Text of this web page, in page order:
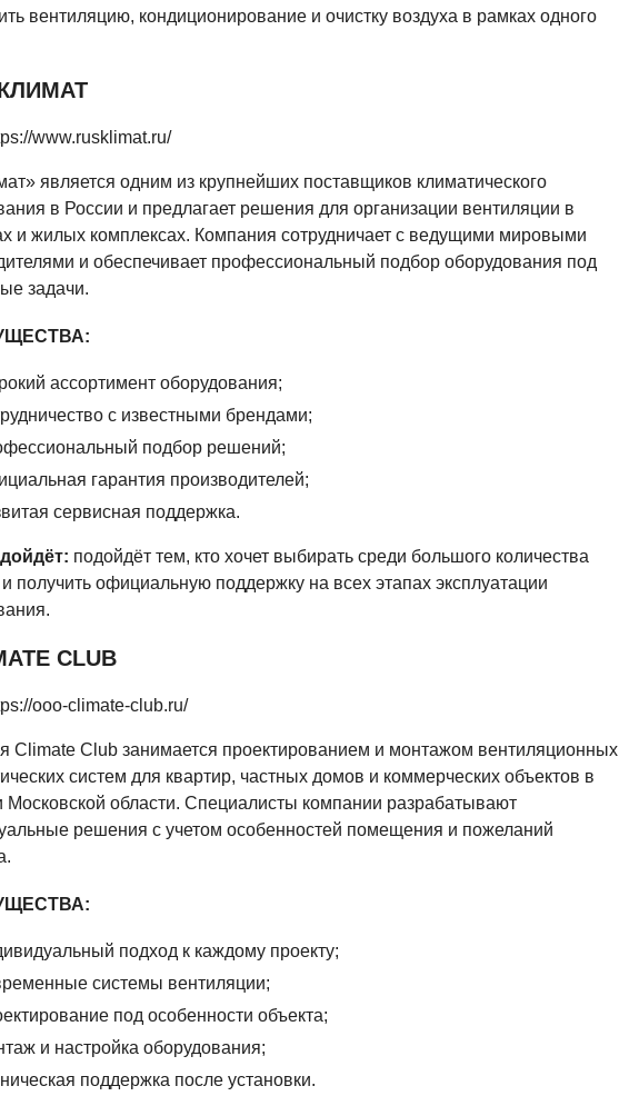
вентиляцию, кондиционирование и очистку воздуха в рамках одного
www.rusklimat.ru/
является одним из крупнейших поставщиков климатического
в России и предлагает решения для организации вентиляции в
и жилых комплексах. Компания сотрудничает с ведущими мировыми
и обеспечивает профессиональный подбор оборудования под
задачи.
ассортимент оборудования;
с известными брендами;
подбор решений;
гарантия производителей;
сервисная поддержка.
подойдёт тем, кто хочет выбирать среди большого количества
получить официальную поддержку на всех этапах эксплуатации
CLUB
ooo-climate-club.ru/
Climate Club занимается проектированием и монтажом вентиляционных
систем для квартир, частных домов и коммерческих объектов в
Московской области. Специалисты компании разрабатывают
решения с учетом особенностей помещения и пожеланий
подход к каждому проекту;
системы вентиляции;
под особенности объекта;
и настройка оборудования;
поддержка после установки.